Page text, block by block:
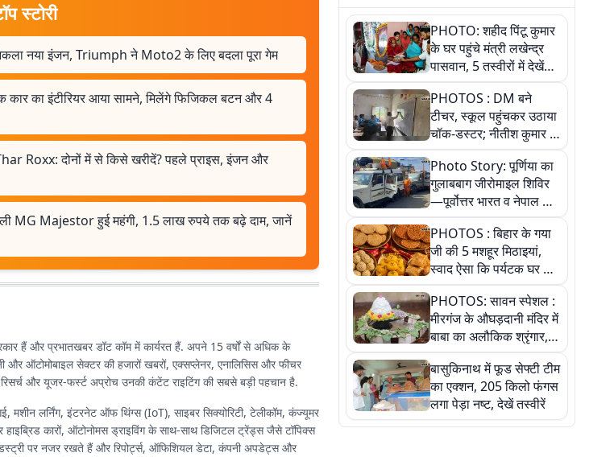
स्टोरी
नया इंजन, Triumph ने Moto2 के लिए बदला पूरा गेम
कार का इंटीरियर आया सामने, मिलेंगे फिजिकल बटन और 4
Roxx: दोनों में से किसे खरीदें? पहले प्राइस, इंजन और
MG Majestor हुई महंगी, 1.5 लाख रुपये तक बढ़े दाम, जानें
हैं और प्रभातखबर डॉट कॉम में कार्यरत हैं. अपने 15 वर्षों से अधिक के
और ऑटोमोबाइल सेक्टर की हजारों खबरों, एक्सप्लेनर, एनालिसिस और फीचर
रिसर्च और यूजर-फर्स्ट अप्रोच उनकी कंटेंट राइटिंग की सबसे बड़ी पहचान है.
मशीन लर्निंग, इंटरनेट ऑफ थिंग्स (IoT), साइबर सिक्योरिटी, टेलीकॉम, कंज्यूमर
कारों, ऑटोनोमस ड्राइविंग के साथ-साथ डिजिटल ट्रेंड्स जैसे टॉपिक्स
पर नजर रखते हैं और रिपोर्ट्स, ऑफिशियल डेटा, कंपनी अपडेट्स और
PHOTO: शहीद पिंटू कुमार
के घर पहुंचे मंत्री लखेन्द्र
पासवान, 5 तस्वीरों में देखें
उस भावुक पल की पूरी
कहानी
PHOTOS : DM बने
टीचर, स्कूल पहुंचकर उठाया
चॉक-डस्टर; नीतीश कुमार के
इस चहेते अधिकारी को
जानिए
Photo Story: पूर्णिया का
गुलाबबाग जीरोमाइल शिविर
—पूर्वोत्तर भारत व नेपाल के
कांवरियों का प्रमुख सेवा धाम
PHOTOS : बिहार के गया
जी की 5 मशहूर मिठाइयां,
स्वाद ऐसा कि पर्यटक घर ले
जाना नहीं भूलते, तस्वीरों में
देखें
PHOTOS: सावन स्पेशल :
मीरगंज के औघड़दानी मंदिर में
बाबा का अलौकिक श्रृंगार,
तस्वीरों में देखें महादेव के कई
मनमोहक स्वरूप
बासुकिनाथ में फूड सेफ्टी टीम
का एक्शन, 205 किलो फंगस
लगा पेड़ा नष्ट, देखें तस्वीरें